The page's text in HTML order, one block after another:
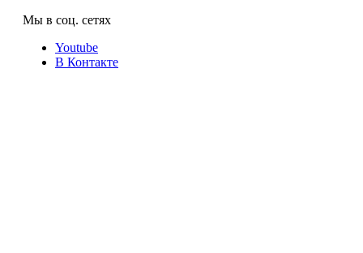
Мы в соц. сетях
Youtube
В Контакте